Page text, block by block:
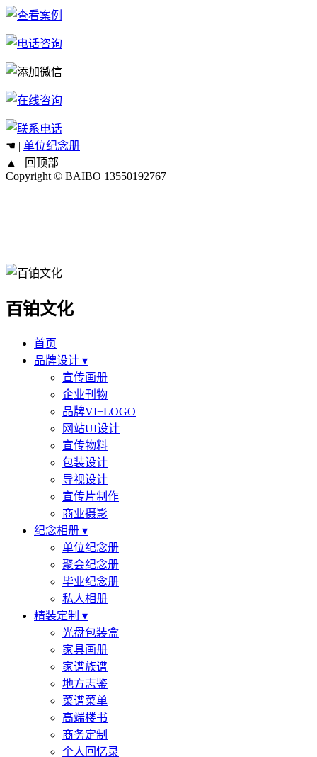
☚ | 单位纪念册
▲ | 回顶部
Copyright © BAIBO 13550192767
百铂文化
首页
品牌设计 ▾
宣传画册
企业刊物
品牌VI+LOGO
网站UI设计
宣传物料
包装设计
导视设计
宣传片制作
商业摄影
纪念相册 ▾
单位纪念册
聚会纪念册
毕业纪念册
私人相册
精装定制 ▾
光盘包装盒
家具画册
家谱族谱
地方志鉴
菜谱菜单
高端楼书
商务定制
个人回忆录